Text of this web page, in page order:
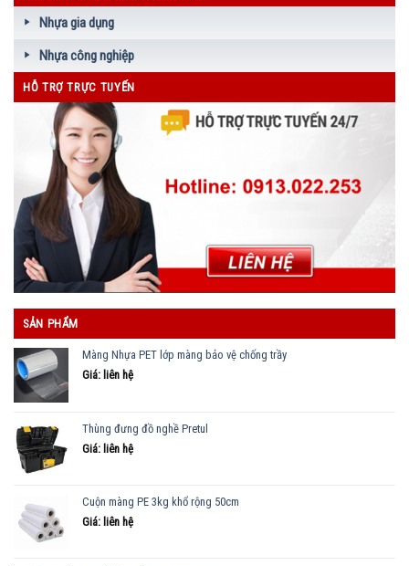
Nhựa gia dụng
Nhựa công nghiệp
HỖ TRỢ TRỰC TUYẾN
SẢN PHẨM
Màng Nhựa PET lớp màng bảo vệ chống trầy
Giá: liên hệ
Thùng đưng đồ nghề Pretul
Giá: liên hệ
Cuộn màng PE 3kg khổ rộng 50cm
Giá: liên hệ